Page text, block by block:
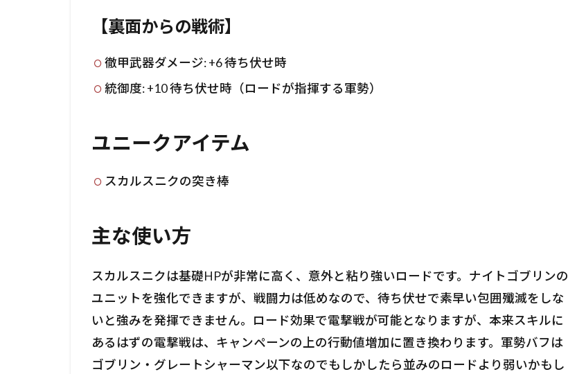
【裏面からの戦術】
徹甲武器ダメージ: +6 待ち伏せ時
統御度: +10 待ち伏せ時（ロードが指揮する軍勢）
ユニークアイテム
スカルスニクの突き棒
主な使い方
スカルスニクは基礎HPが非常に高く、意外と粘り強いロードです。ナイトゴブリンの
ユニットを強化できますが、戦闘力は低めなので、待ち伏せで素早い包囲殲滅をしな
いと強みを発揮できません。ロード効果で電撃戦が可能となりますが、本来スキルに
あるはずの電撃戦は、キャンペーンの上の行動値増加に置き換わります。軍勢バフは
ゴブリン・グレートシャーマン以下なのでもしかしたら並みのロードより弱いかもし